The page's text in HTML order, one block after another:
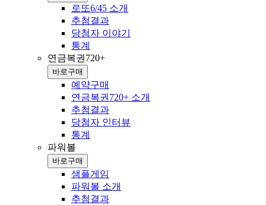
로또6/45 소개
추첨결과
당첨자 이야기
통계
연금복권720+
바로구매
예약구매
연금복권720+ 소개
추첨결과
당첨자 인터뷰
통계
파워볼
바로구매
샘플게임
파워볼 소개
추첨결과